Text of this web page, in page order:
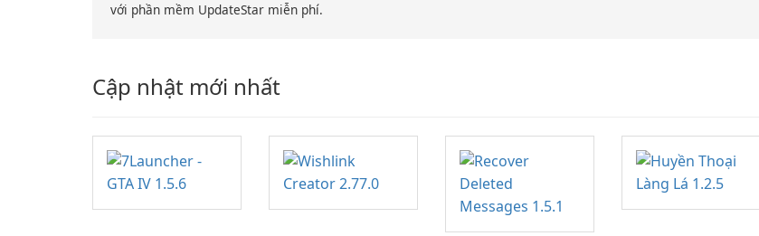
với phần mềm UpdateStar miễn phí.
Cập nhật mới nhất